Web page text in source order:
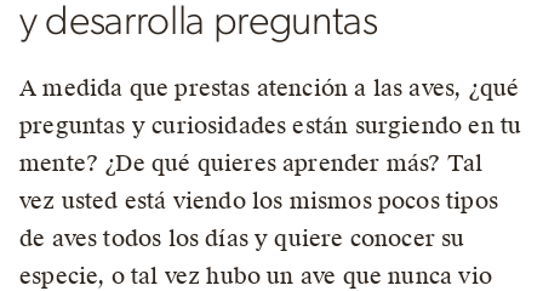
y desarrolla preguntas
A medida que prestas atención a las aves, ¿qué
preguntas y curiosidades están surgiendo en tu
mente? ¿De qué quieres aprender más? Tal
vez usted está viendo los mismos pocos tipos
de aves todos los días y quiere conocer su
especie, o tal vez hubo un ave que nunca vio